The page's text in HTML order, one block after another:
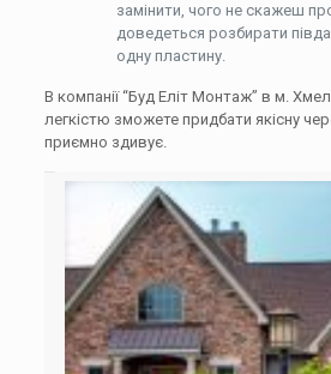
замінити, чого не скажеш
доведеться розбирати
одну пластину.
В компанії “Буд Еліт Монтаж” в м.
легкістю зможете придбати якісну
приємно здивує.